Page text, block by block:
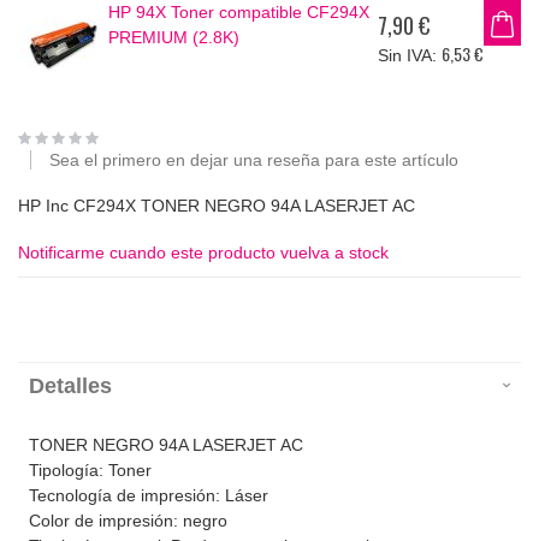
HP 94X Toner compatible CF294X
PREMIUM (2.8K)
7,90 €
6,53 €
Sea el primero en dejar una reseña para este artículo
HP Inc CF294X TONER NEGRO 94A LASERJET AC
Notificarme cuando este producto vuelva a stock
Detalles
TONER NEGRO 94A LASERJET AC
Tipología: Toner
Tecnología de impresión: Láser
Color de impresión: negro